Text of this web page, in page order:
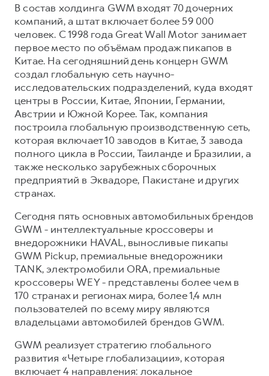
В состав холдинга GWM входят 70 дочерних
компаний, а штат включает более 59 000
человек. С 1998 года Great Wall Motor занимает
первое место по объёмам продаж пикапов в
Китае. На сегодняшний день концерн GWM
создал глобальную сеть научно-
исследовательских подразделений, куда входят
центры в России, Китае, Японии, Германии,
Австрии и Южной Корее. Так, компания
построила глобальную производственную сеть,
которая включает 10 заводов в Китае, 3 завода
полного цикла в России, Таиланде и Бразилии, а
также несколько зарубежных сборочных
предприятий в Эквадоре, Пакистане и других
странах.
Сегодня пять основных автомобильных брендов
GWM - интеллектуальные кроссоверы и
внедорожники HAVAL, выносливые пикапы
GWM Pickup, премиальные внедорожники
TANK, электромобили ORA, премиальные
кроссоверы WEY - представлены более чем в
170 странах и регионах мира, более 1,4 млн
пользователей по всему миру являются
владельцами автомобилей брендов GWM.
GWM реализует стратегию глобального
развития «Четыре глобализации», которая
включает 4 направления: локальное